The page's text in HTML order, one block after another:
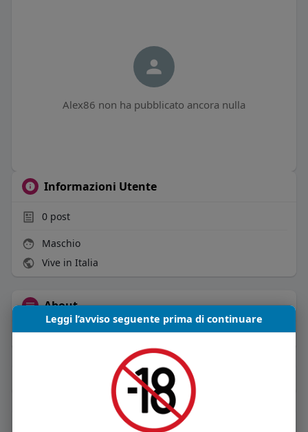
Alex86 non ha pubblicato ancora nulla
Informazioni Utente
0post
Maschio
Vive in Italia
About
Sto cercando: donne
Leggi l’avviso seguente prima di continuare